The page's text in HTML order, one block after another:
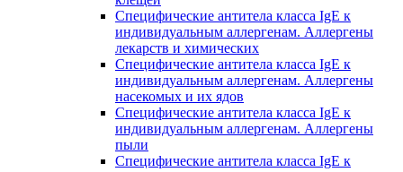
Специфические антитела класса IgE к
индивидуальным аллергенам. Аллергены
лекарств и химических
Специфические антитела класса IgE к
индивидуальным аллергенам. Аллергены
насекомых и их ядов
Специфические антитела класса IgE к
индивидуальным аллергенам. Аллергены
пыли
Специфические антитела класса IgE к